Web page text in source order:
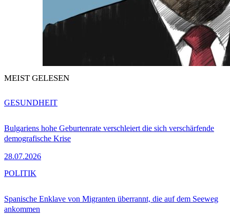
MEIST GELESEN
Bulgariens hohe Geburtenrate verschleiert die sich verschärfende
demografische Krise
28.07.2026
GESUNDHEIT
Spanische Enklave von Migranten überrannt, die auf dem Seeweg
ankommen
POLITIK